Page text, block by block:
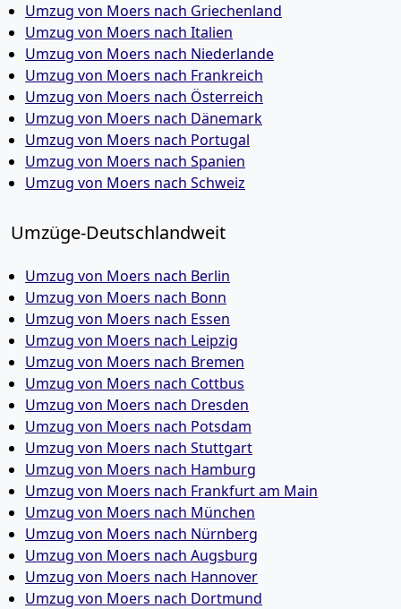
Umzug von Moers nach Griechenland
Umzug von Moers nach Italien
Umzug von Moers nach Niederlande
Umzug von Moers nach Frankreich
Umzug von Moers nach Österreich
Umzug von Moers nach Dänemark
Umzug von Moers nach Portugal
Umzug von Moers nach Spanien
Umzug von Moers nach Schweiz
Umzüge-Deutschlandweit
Umzug von Moers nach Berlin
Umzug von Moers nach Bonn
Umzug von Moers nach Essen
Umzug von Moers nach Leipzig
Umzug von Moers nach Bremen
Umzug von Moers nach Cottbus
Umzug von Moers nach Dresden
Umzug von Moers nach Potsdam
Umzug von Moers nach Stuttgart
Umzug von Moers nach Hamburg
Umzug von Moers nach Frankfurt am Main
Umzug von Moers nach München
Umzug von Moers nach Nürnberg
Umzug von Moers nach Augsburg
Umzug von Moers nach Hannover
Umzug von Moers nach Dortmund